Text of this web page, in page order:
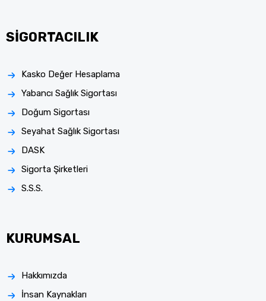
SİGORTACILIK
Kasko Değer Hesaplama
Yabancı Sağlık Sigortası
Doğum Sigortası
Seyahat Sağlık Sigortası
DASK
Sigorta Şirketleri
S.S.S.
KURUMSAL
Hakkımızda
İnsan Kaynakları